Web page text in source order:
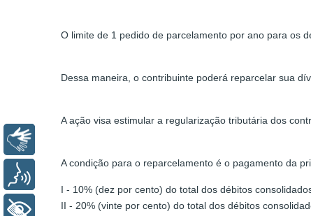
O limite de 1 pedido de parcelamento por ano para os
Dessa maneira, o contribuinte poderá reparcelar sua
A ação visa estimular a regularização tributária dos
A condição para o reparcelamento é o pagamento da
I - 10% (dez por cento) do total dos débitos
II - 20% (vinte por cento) do total dos débitos
+ Acessibilidade